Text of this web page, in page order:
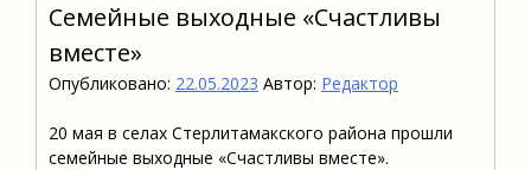
Семейные выходные «Счастливы
вместе»
Опубликовано: 22.05.2023 Автор: Редактор
20 мая в селах Стерлитамакского района прошли
семейные выходные «Счастливы вместе».